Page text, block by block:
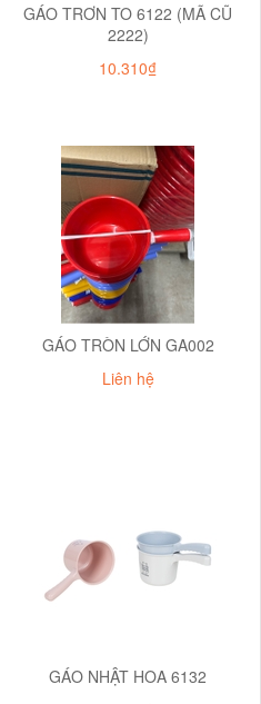
GÁO TRƠN TO 6122 (MÃ CŨ
2222)
10.310₫
GÁO TRÒN LỚN GA002
Liên hệ
GÁO NHẬT HOA 6132